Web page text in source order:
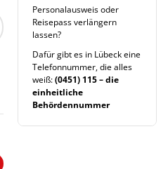
Personalausweis oder
Reisepass verlängern
lassen?
Dafür gibt es in Lübeck eine
Telefonnummer, die alles
weiß:(0451) 115 – die
einheitliche
Behördennummer